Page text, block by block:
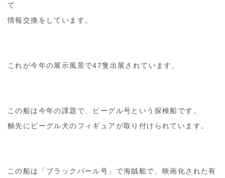
て
情報交換をしています。
これが今年の展示風景で47隻出展されています。
この船は今年の課題で、ビーグル号という探検船です。
舳先にビーグル犬のフィギュアが取り付けられています。
この船は「ブラックパール号」で海賊船で、映画化された有